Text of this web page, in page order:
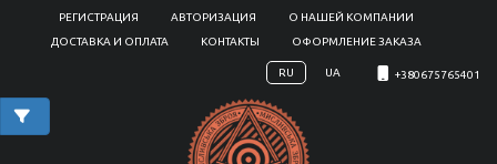
РЕГИСТРАЦИЯ АВТОРИЗАЦИЯ
О НАШЕЙ КОМПАНИИ
ДОСТАВКА И ОПЛАТА
КОНТАКТЫ ОФОРМЛЕНИЕ ЗАКАЗА
RU UA +380675765401